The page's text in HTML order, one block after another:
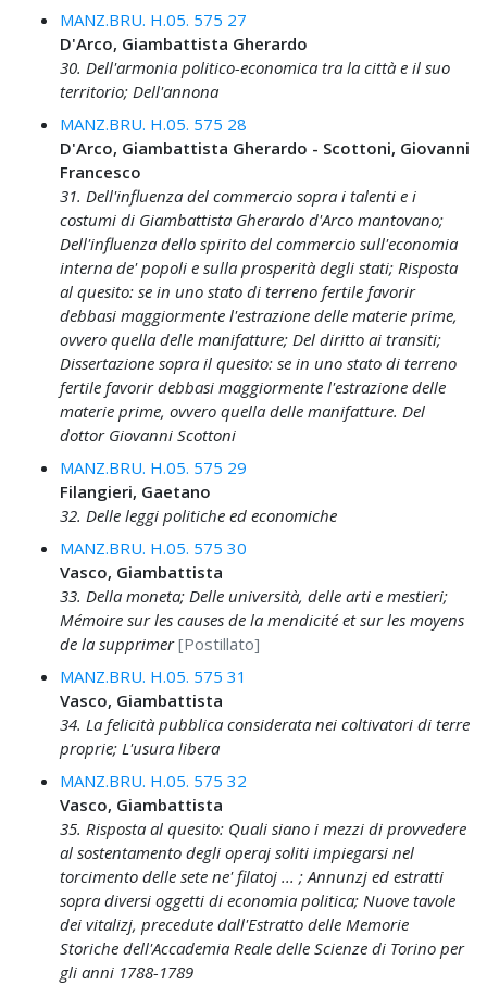
MANZ.BRU. H.05. 575 27
D'Arco, Giambattista Gherardo
30. Dell'armonia politico-economica tra la città e il suo
territorio; Dell'annona
MANZ.BRU. H.05. 575 28
D'Arco, Giambattista Gherardo - Scottoni, Giovanni
Francesco
31. Dell'influenza del commercio sopra i talenti e i
costumi di Giambattista Gherardo d'Arco mantovano;
Dell'influenza dello spirito del commercio sull'economia
interna de' popoli e sulla prosperità degli stati; Risposta
al quesito: se in uno stato di terreno fertile favorir
debbasi maggiormente l'estrazione delle materie prime,
ovvero quella delle manifatture; Del diritto ai transiti;
Dissertazione sopra il quesito: se in uno stato di terreno
fertile favorir debbasi maggiormente l'estrazione delle
materie prime, ovvero quella delle manifatture. Del
dottor Giovanni Scottoni
MANZ.BRU. H.05. 575 29
Filangieri, Gaetano
32. Delle leggi politiche ed economiche
MANZ.BRU. H.05. 575 30
Vasco, Giambattista
33. Della moneta; Delle università, delle arti e mestieri;
Mémoire sur les causes de la mendicité et sur les moyens
de la supprimer [Postillato]
MANZ.BRU. H.05. 575 31
Vasco, Giambattista
34. La felicità pubblica considerata nei coltivatori di terre
proprie; L'usura libera
MANZ.BRU. H.05. 575 32
Vasco, Giambattista
35. Risposta al quesito: Quali siano i mezzi di provvedere
al sostentamento degli operaj soliti impiegarsi nel
torcimento delle sete ne' filatoj ... ; Annunzj ed estratti
sopra diversi oggetti di economia politica; Nuove tavole
dei vitalizj, precedute dall'Estratto delle Memorie
Storiche dell'Accademia Reale delle Scienze di Torino per
gli anni 1788-1789